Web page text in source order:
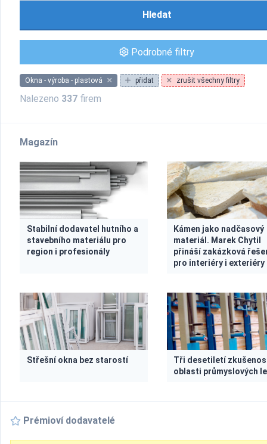
Hledat
Podrobné filtry
Okna - výroba - plastová přidat zrušit všechny filtry
Nalezeno 337 firem
Magazín
Stabilní dodavatel hutního a
stavebního materiálu pro
region i profesionály
Kámen jako nadčasový
materiál. Marek Chytil
přináší zakázková
pro interiéry i exteriéry
Střešní okna bez starostí
Tři desetiletí
oblasti průmyslových
Prémioví dodavatelé